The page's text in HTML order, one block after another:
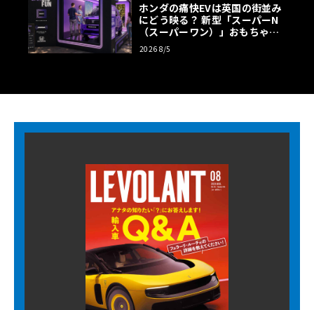
ホンダの痛快EVは英国の街並み
にどう映る？ 新型「スーパーN
（スーパーワン）」おもちゃ箱
ツアーの全貌
2026 8/5